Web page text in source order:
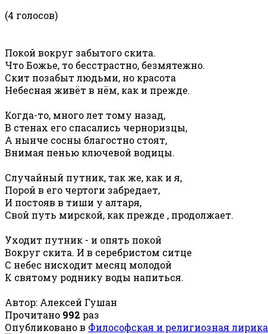
(4 голосов)
Покой вокруг забытого скита.
Что Божье, то бесстрастно, безмятежно.
Скит позабыт людьми, но красота
Небесная живёт в нём, как и прежде.
Когда-то, много лет тому назад,
В стенах его спасались черноризцы,
А нынче сосны благостно стоят,
Внимая пенью ключевой водицы.
Случайный путник, так же, как и я,
Порой в его чертоги забредает,
И постояв в тиши у алтаря,
Свой путь мирской, как прежде , продолжает.
Уходит путник - и опять покой
Вокруг скита. И в серебристом ситце
С небес нисходит месяц молодой
К святому роднику воды напиться.
Автор: Алексей Гушан
Прочитано 992 раз
Опубликовано в Философская и религиозная лирика